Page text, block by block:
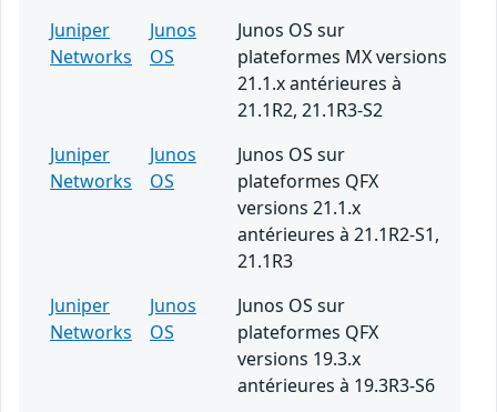
Juniper
Networks
Junos
OS
Junos OS sur
plateformes MX versions
21.1.x antérieures à
21.1R2, 21.1R3-S2
Juniper
Networks
Junos
OS
Junos OS sur
plateformes QFX
versions 21.1.x
antérieures à 21.1R2-S1,
21.1R3
Juniper
Networks
Junos
OS
Junos OS sur
plateformes QFX
versions 19.3.x
antérieures à 19.3R3-S6